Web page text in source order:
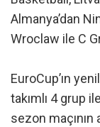
Almanya’dan
Wroclaw ile C
EuroCup’ın
takımlı 4 grup
sezon maçının